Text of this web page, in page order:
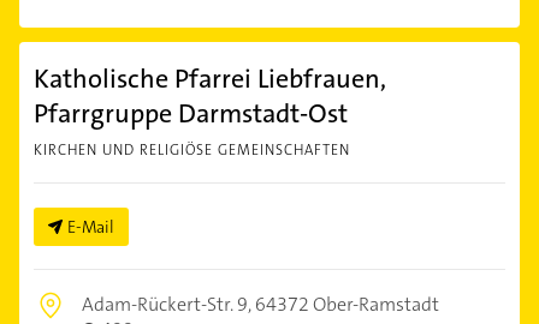
Katholische Pfarrei Liebfrauen,
Pfarrgruppe Darmstadt-Ost
KIRCHEN UND RELIGIÖSE GEMEINSCHAFTEN
E-Mail
Adam-Rückert-Str. 9,64372 Ober-Ramstadt